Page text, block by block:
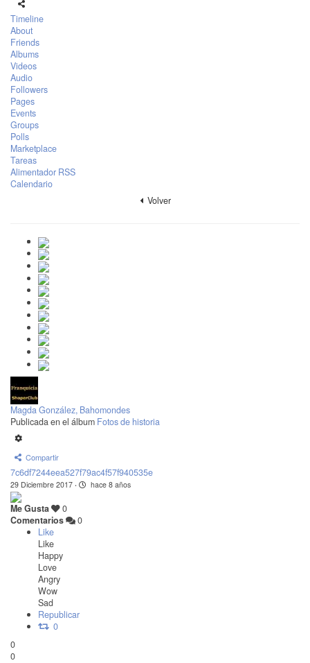
Timeline
About
Friends
Albums
Videos
Audio
Followers
Pages
Events
Groups
Polls
Marketplace
Tareas
Alimentador RSS
Calendario
Volver
Magda González, Bahomondes
Publicada en el álbum Fotos de historia
Compartir
7c6df7244eea527f79ac4f57f940535e
29 Diciembre 2017 · hace 8 años
Me Gusta
0
Comentarios
0
Like
Like
Happy
Love
Angry
Wow
Sad
Republicar
0
0
0